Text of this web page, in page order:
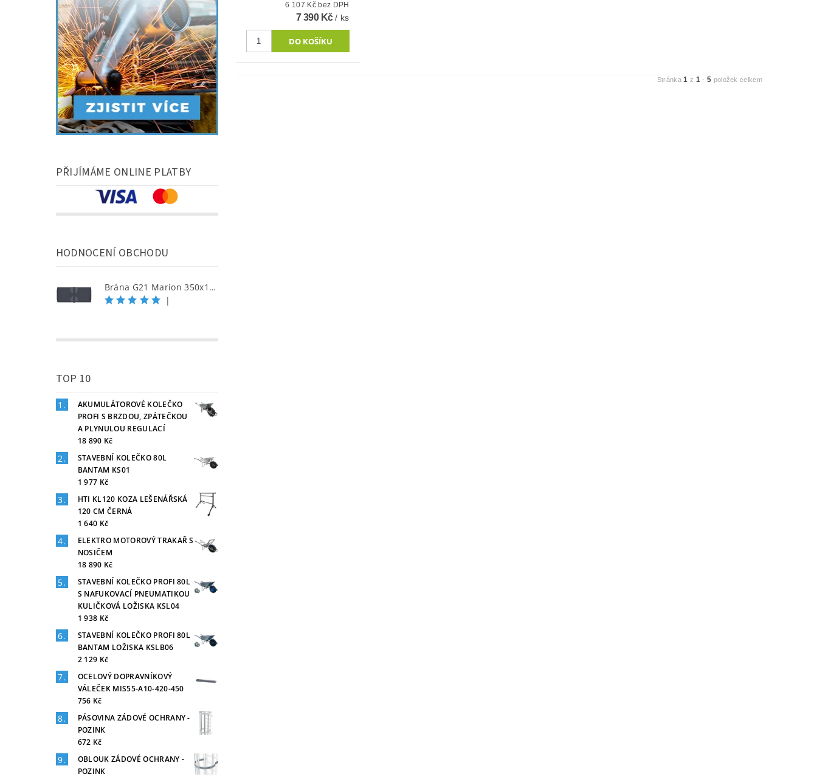
PŘIJÍMÁME ONLINE PLATBY
HODNOCENÍ OBCHODU
Brána G21 Marion 350x158 cm dvoukřídlá, antracitová
|
TOP 10
AKUMULÁTOROVÉ KOLEČKO
PROFI S BRZDOU, ZPÁTEČKOU
A PLYNULOU REGULACÍ
18 890 Kč
STAVEBNÍ KOLEČKO 80L
BANTAM KS01
1 977 Kč
HTI KL120 KOZA LEŠENÁŘSKÁ
120 CM ČERNÁ
1 640 Kč
ELEKTRO MOTOROVÝ TRAKAŘ S
NOSIČEM
18 890 Kč
STAVEBNÍ KOLEČKO PROFI 80L
S NAFUKOVACÍ PNEUMATIKOU
KULIČKOVÁ LOŽISKA KSL04
1 938 Kč
STAVEBNÍ KOLEČKO PROFI 80L
BANTAM LOŽISKA KSLB06
2 129 Kč
OCELOVÝ DOPRAVNÍKOVÝ
VÁLEČEK MIS55-A10-420-450
756 Kč
PÁSOVINA ZÁDOVÉ OCHRANY -
POZINK
672 Kč
OBLOUK ZÁDOVÉ OCHRANY -
POZINK
6 107 Kč bez DPH
7 390 Kč/ ks
Stránka1 z 1 - 5 položek celkem